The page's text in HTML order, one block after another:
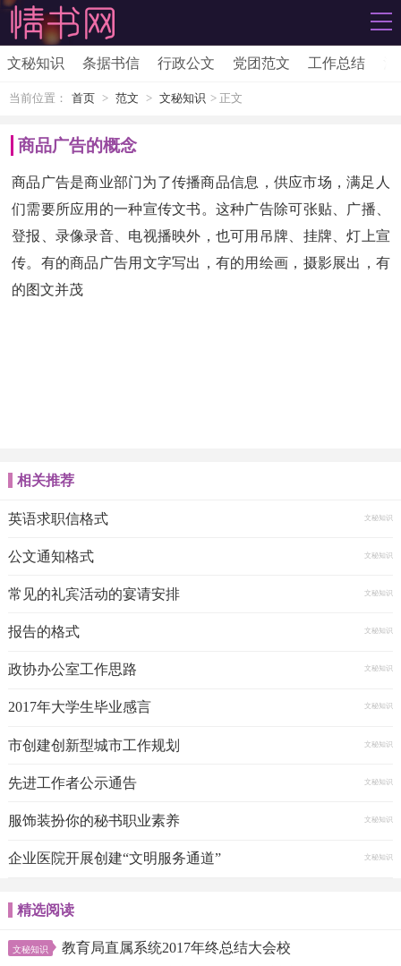
文秘知识 条据书信 行政公文 党团范文 工作总结
当前位置： 首页 > 范文 > 文秘知识 > 正文
商品广告的概念
商品广告是商业部门为了传播商品信息，供应市场，满足人
们需要所应用的一种宣传文书。这种广告除可张贴、广播、
登报、录像录音、电视播映外，也可用吊牌、挂牌、灯上宣
传。有的商品广告用文字写出，有的用绘画，摄影展出，有
的图文并茂
相关推荐
英语求职信格式 文秘知识
公文通知格式 文秘知识
常见的礼宾活动的宴请安排 文秘知识
报告的格式 文秘知识
政协办公室工作思路 文秘知识
2017年大学生毕业感言 文秘知识
市创建创新型城市工作规划 文秘知识
先进工作者公示通告 文秘知识
服饰装扮你的秘书职业素养 文秘知识
企业医院开展创建“文明服务通道” 文秘知识
精选阅读
文秘知识 教育局直属系统2017年终总结大会校